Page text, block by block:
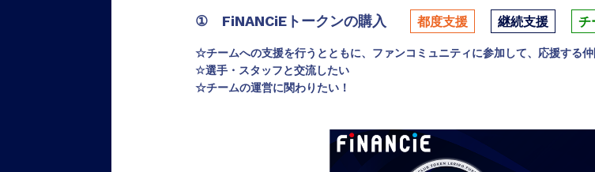
① FiNANCiEトークンの購入
都度支援 継続支援 チ
☆チームへの支援を行うとともに、ファンコミュニティに参加して、応援する
☆選手・スタッフと交流したい
☆チームの運営に関わりたい！